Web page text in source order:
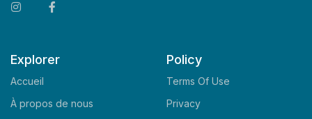
Explorer
Accueil
À propos de nous
Policy
Terms Of Use
Privacy